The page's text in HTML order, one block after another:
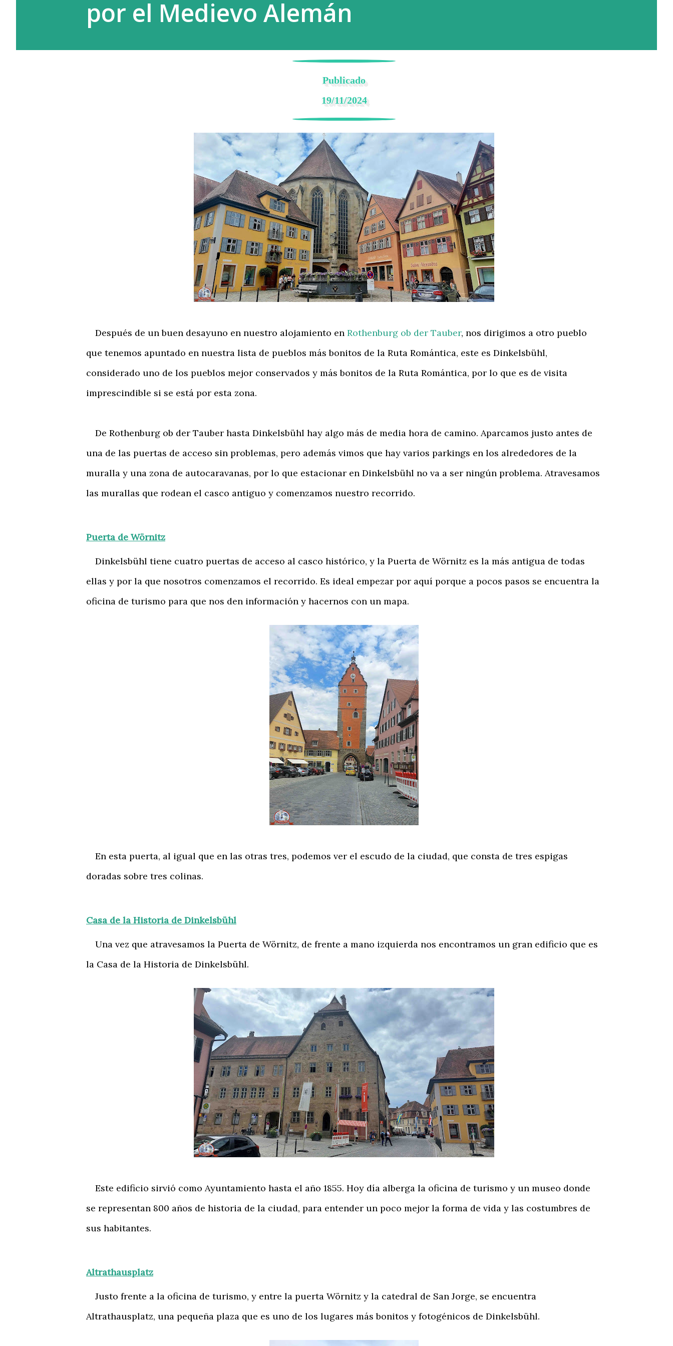
por el Medievo Alemán
Publicado
19/11/2024
Después de un buen desayuno en nuestro alojamiento en Rothenburg ob der Tauber, nos dirigimos a otro pueblo
que tenemos apuntado en nuestra lista de pueblos más bonitos de la Ruta Romántica, este es Dinkelsbühl,
considerado uno de los pueblos mejor conservados y más bonitos de la Ruta Romántica, por lo que es de visita
imprescindible si se está por esta zona.
De Rothenburg ob der Tauber hasta Dinkelsbühl hay algo más de media hora de camino. Aparcamos justo antes de
una de las puertas de acceso sin problemas, pero además vimos que hay varios parkings en los alrededores de la
muralla y una zona de autocaravanas, por lo que estacionar en Dinkelsbühl no va a ser ningún problema. Atravesamos
las murallas que rodean el casco antiguo y comenzamos nuestro recorrido.
Puerta de Wörnitz
Dinkelsbühl tiene cuatro puertas de acceso al casco histórico, y la Puerta de Wörnitz es la más antigua de todas
ellas y por la que nosotros comenzamos el recorrido. Es ideal empezar por aquí porque a pocos pasos se encuentra la
oficina de turismo para que nos den información y hacernos con un mapa.
En esta puerta, al igual que en las otras tres, podemos ver el escudo de la ciudad, que consta de tres espigas
doradas sobre tres colinas.
Casa de la Historia de Dinkelsbühl
Una vez que atravesamos la Puerta de Wörnitz, de frente a mano izquierda nos encontramos un gran edificio que es
la Casa de la Historia de Dinkelsbühl.
Este edificio sirvió como Ayuntamiento hasta el año 1855. Hoy día alberga la oficina de turismo y un museo donde
se representan 800 años de historia de la ciudad, para entender un poco mejor la forma de vida y las costumbres de
sus habitantes.
Altrathausplatz
Justo frente a la oficina de turismo, y entre la puerta Wörnitz y la catedral de San Jorge, se encuentra
Altrathausplatz, una pequeña plaza que es uno de los lugares más bonitos y fotogénicos de Dinkelsbühl.